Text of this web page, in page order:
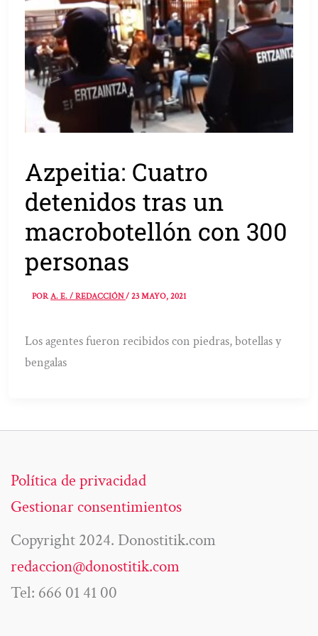
Azpeitia: Cuatro
detenidos tras un
macrobotellón con 300
personas
PORA. E. / REDACCIÓN/23 MAYO, 2021
Los agentes fueron recibidos con piedras, botellas y
bengalas
Política de privacidad
Gestionar consentimientos
Copyright 2024. Donostitik.com
redaccion@donostitik.com
Tel: 666 01 41 00